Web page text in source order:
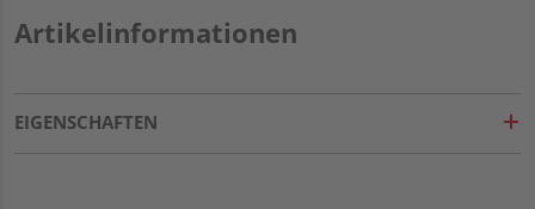
Artikelinformationen
EIGENSCHAFTEN